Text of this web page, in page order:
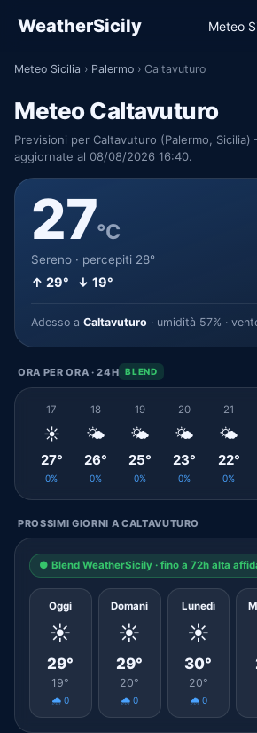
WeatherSicily Meteo
Meteo Sicilia › Palermo › Caltavuturo
Meteo Caltavuturo
Previsioni per Caltavuturo (Palermo, Sicilia)
aggiornate al 08/08/2026 16:40.
27°C
Sereno · percepiti 28°
↑ 29° ↓ 19°
Adesso a Caltavuturo · umidità 57% ·
ORA PER ORA · 24H BLEND
17
☀️
27°
0%
18
🌤️
26°
0%
19
🌤️
25°
0%
20
🌤️
23°
0%
21
🌤️
22°
0%
PROSSIMI GIORNI A CALTAVUTURO
● Blend WeatherSicily · fino a 72h alta
Oggi
☀️
29°
19°
🌧️ 0
Domani
☀️
29°
20°
🌧️ 0
Lunedì
☀️
30°
20°
🌧️ 0